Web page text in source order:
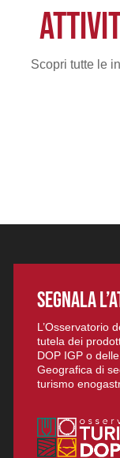
Scopri tutte le
SEGNALA
L’Osservatorio
tutela dei
DOP IGP o
Geografica di
turismo